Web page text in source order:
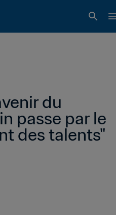
du
passe par le
des talents"